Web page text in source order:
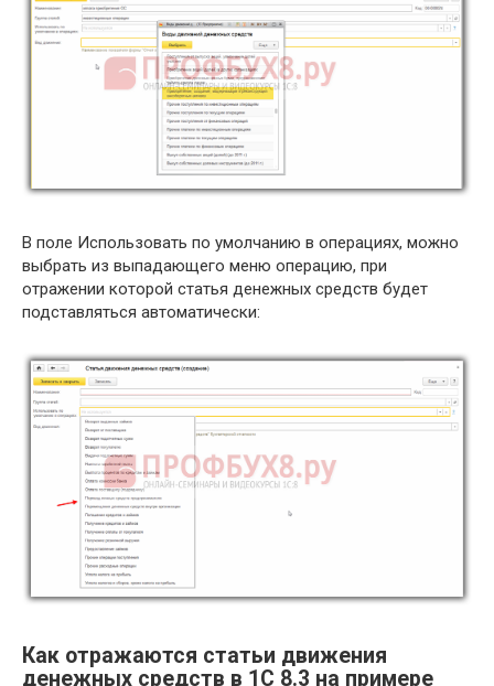
В поле Использовать по умолчанию в операциях, можно
выбрать из выпадающего меню операцию, при
отражении которой статья денежных средств будет
подставляться автоматически:
Как отражаются статьи движения
денежных средств в 1С 8.3 на примере